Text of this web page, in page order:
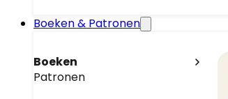
Boeken & Patronen
Boeken
Patronen